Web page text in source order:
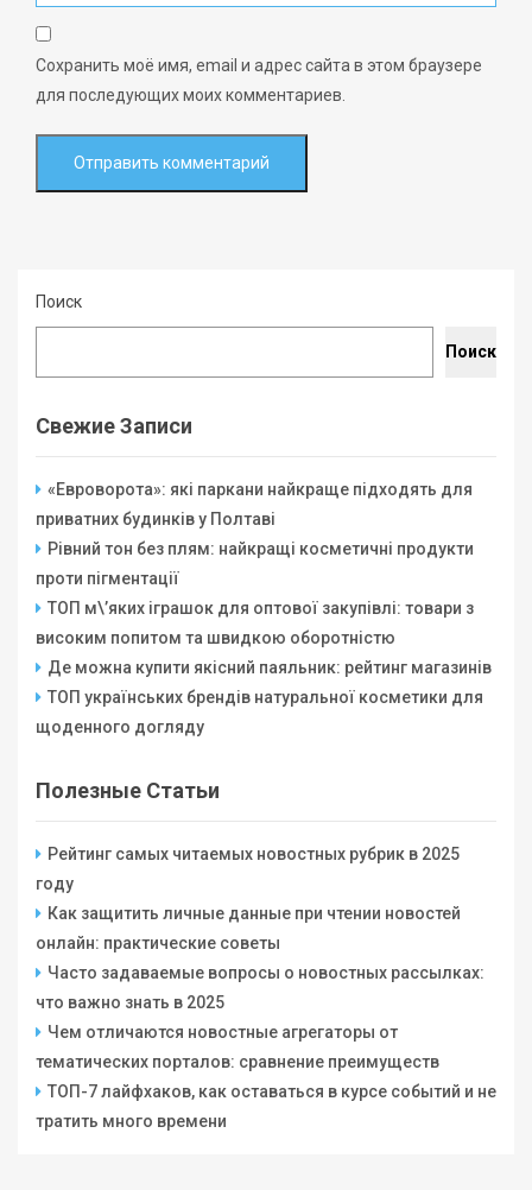
Сохранить моё имя, email и адрес сайта в этом браузере
для последующих моих комментариев.
Поиск
Поиск
Свежие Записи
«Евроворота»: які паркани найкраще підходять для
приватних будинків у Полтаві
Рівний тон без плям: найкращі косметичні продукти
проти пігментації
ТОП м\’яких іграшок для оптової закупівлі: товари з
високим попитом та швидкою оборотністю
Де можна купити якісний паяльник: рейтинг магазинів
ТОП українських брендів натуральної косметики для
щоденного догляду
Полезные Статьи
Рейтинг самых читаемых новостных рубрик в 2025
году
Как защитить личные данные при чтении новостей
онлайн: практические советы
Часто задаваемые вопросы о новостных рассылках:
что важно знать в 2025
Чем отличаются новостные агрегаторы от
тематических порталов: сравнение преимуществ
ТОП-7 лайфхаков, как оставаться в курсе событий и не
тратить много времени